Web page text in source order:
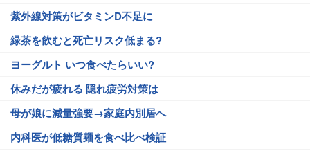
紫外線対策がビタミンD不足に
緑茶を飲むと死亡リスク低まる?
ヨーグルト いつ食べたらいい?
休みだが疲れる 隠れ疲労対策は
母が娘に減量強要→家庭内別居へ
内科医が低糖質麺を食べ比べ検証